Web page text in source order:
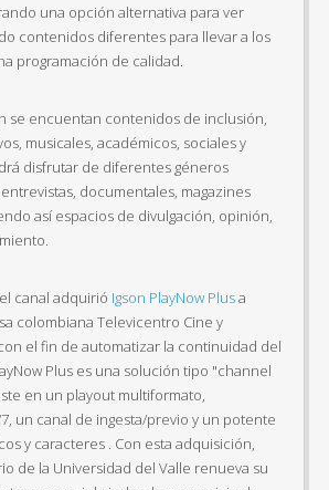
una opción alternativa para ver
contenidos diferentes para llevar a los
programación de calidad.
se encuentan contenidos de inclusión,
musicales, académicos, sociales y
disfrutar de diferentes géneros
documentales, magazines
así espacios de divulgación, opinión,
canal adquirió Igson PlayNow Plusa
colombiana Televicentro Cine y
el fin de automatizar la continuidad del
Plus es una solución tipo "channel
en un playout multiformato,
un canal de ingesta/previo y un potente
y caracteres . Con esta adquisición,
de la Universidad del Valle renueva su